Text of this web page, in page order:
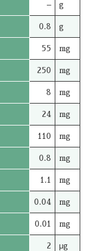
– g
0.8 g
55 mg
250 mg
8 mg
24 mg
110 mg
0.8 mg
1.1 mg
0.04 mg
0.01 mg
2 μg